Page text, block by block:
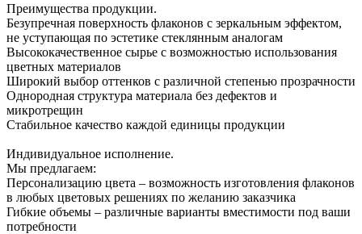
Преимущества продукции.
Безупречная поверхность флаконов с зеркальным эффектом,
не уступающая по эстетике стеклянным аналогам
Высококачественное сырье с возможностью использования
цветных материалов
Широкий выбор оттенков с различной степенью прозрачности
Однородная структура материала без дефектов и
микротрещин
Стабильное качество каждой единицы продукции
Индивидуальное исполнение.
Мы предлагаем:
Персонализацию цвета – возможность изготовления флаконов
в любых цветовых решениях по желанию заказчика
Гибкие объемы – различные варианты вместимости под ваши
потребности